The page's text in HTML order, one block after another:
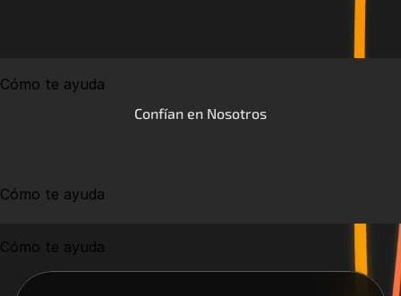
Cómo te ayuda
Confían en Nosotros
Cómo te ayuda
Cómo te ayuda